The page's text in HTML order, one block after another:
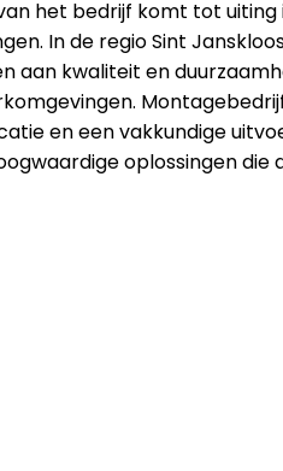
het bedrijf komt tot
In de regio Sint
kwaliteit en
en een vakkundige
oplossingen die